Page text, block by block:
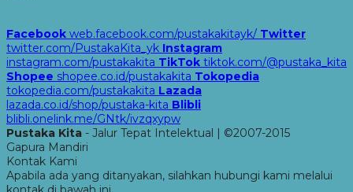
Facebook web.facebook.com/pustakakitayk/ Twitter
twitter.com/PustakaKita_yk Instagram
instagram.com/pustakakita TikTok tiktok.com/@pustaka_kita
Shopee shopee.co.id/pustakakita Tokopedia
tokopedia.com/pustakakita Lazada
lazada.co.id/shop/pustaka-kita Blibli
blibli.onelink.me/GNtk/ivzqxypw
Pustaka Kita - Jalur Tepat Intelektual | ©2007-2015
Gapura Mandiri
Kontak Kami
Apabila ada yang ditanyakan, silahkan hubungi kami melalui